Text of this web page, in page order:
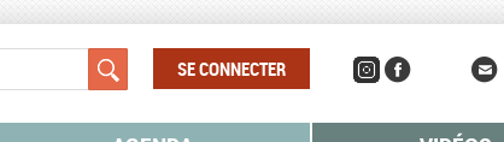
SE CONNECTER